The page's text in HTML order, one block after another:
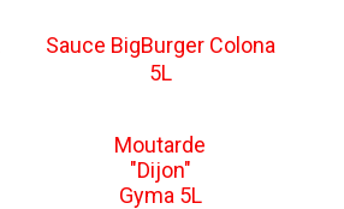
Sauce BigBurger Colona
5L
Moutarde
"Dijon"
Gyma 5L